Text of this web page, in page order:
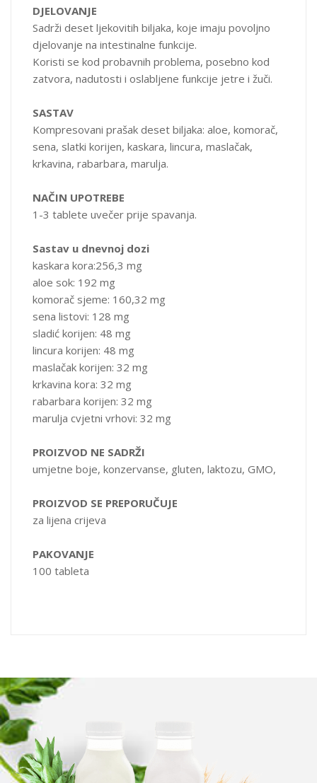
PROIZVOD NE SADRŽI
umjetne boje, konzervanse, gluten, laktozu, GMO,
PROIZVOD SE PREPORUČUJE
PAKOVANJE
100 tableta
DJELOVANJE
Sadrži deset ljekovitih biljaka, koje imaju povoljno
djelovanje na intestinalne funkcije.
Koristi se kod probavnih problema, posebno kod
zatvora, nadutosti i oslabljene funkcije jetre i žuči.
SASTAV
Kompresovani prašak deset biljaka: aloe, komorač,
sena, slatki korijen, kaskara, lincura, maslačak,
krkavina, rabarbara, marulja.
NAČIN UPOTREBE
1-3 tablete uvečer prije spavanja.
Sastav u dnevnoj dozi
kaskara kora:256,3 mg
aloe sok: 192 mg
komorač sjeme: 160,32 mg
sena listovi: 128 mg
sladić korijen: 48 mg
lincura korijen: 48 mg
maslačak korijen: 32 mg
krkavina kora: 32 mg
rabarbara korijen: 32 mg
marulja cvjetni vrhovi: 32 mg
PROIZVOD NE SADRŽI
umjetne boje, konzervanse, gluten, laktozu, GMO,
PROIZVOD SE PREPORUČUJE
za lijena crijeva
PAKOVANJE
100 tableta